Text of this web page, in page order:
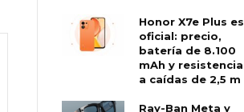
Honor X7e Plus es
oficial: precio,
batería de 8.100
mAh y resistencia
a caídas de 2,5 m
Ray-Ban Meta y